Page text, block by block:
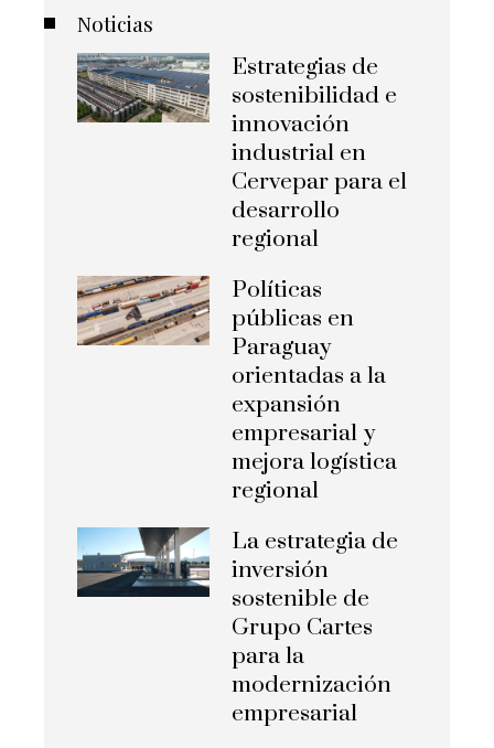
Noticias
Estrategias de
sostenibilidad e
innovación
industrial en
Cervepar para el
desarrollo
regional
Políticas
públicas en
Paraguay
orientadas a la
expansión
empresarial y
mejora logística
regional
La estrategia de
inversión
sostenible de
Grupo Cartes
para la
modernización
empresarial